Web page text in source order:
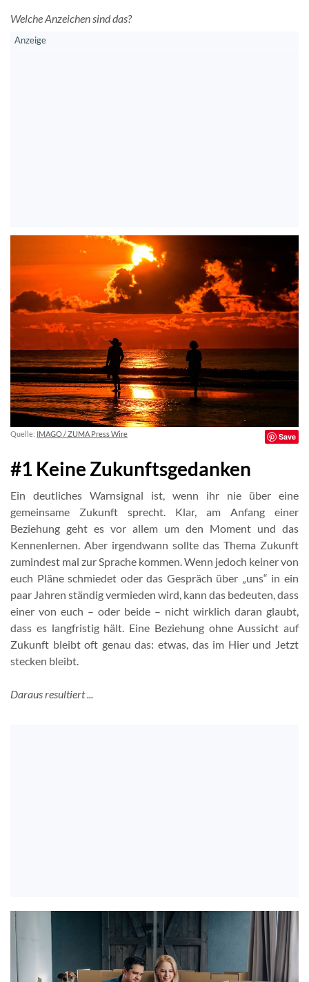
Welche Anzeichen sind das?
Quelle: IMAGO / ZUMA Press Wire Save
#1 Keine Zukunftsgedanken
Ein deutliches Warnsignal ist, wenn ihr nie über eine
gemeinsame Zukunft sprecht. Klar, am Anfang einer
Beziehung geht es vor allem um den Moment und das
Kennenlernen. Aber irgendwann sollte das Thema Zukunft
zumindest mal zur Sprache kommen. Wenn jedoch keiner von
euch Pläne schmiedet oder das Gespräch über „uns“ in ein
paar Jahren ständig vermieden wird, kann das bedeuten, dass
einer von euch – oder beide – nicht wirklich daran glaubt,
dass es langfristig hält. Eine Beziehung ohne Aussicht auf
Zukunft bleibt oft genau das: etwas, das im Hier und Jetzt
stecken bleibt.
Daraus resultiert ...